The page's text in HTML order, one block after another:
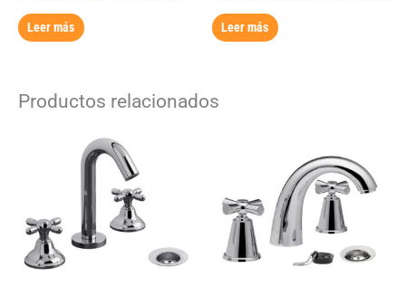
Leer más Leer más
Productos relacionados